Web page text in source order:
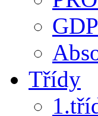
Třídy